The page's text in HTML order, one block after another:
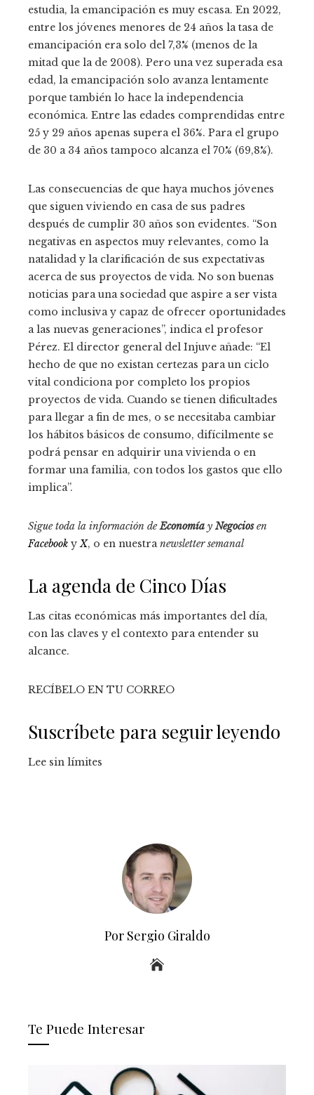
estudia, la emancipación es muy escasa. En 2022,
entre los jóvenes menores de 24 años la tasa de
emancipación era solo del 7,3% (menos de la
mitad que la de 2008). Pero una vez superada esa
edad, la emancipación solo avanza lentamente
porque también lo hace la independencia
económica. Entre las edades comprendidas entre
25 y 29 años apenas supera el 36%. Para el grupo
de 30 a 34 años tampoco alcanza el 70% (69,8%).
Las consecuencias de que haya muchos jóvenes
que siguen viviendo en casa de sus padres
después de cumplir 30 años son evidentes. “Son
negativas en aspectos muy relevantes, como la
natalidad y la clarificación de sus expectativas
acerca de sus proyectos de vida. No son buenas
noticias para una sociedad que aspire a ser vista
como inclusiva y capaz de ofrecer oportunidades
a las nuevas generaciones”, indica el profesor
Pérez. El director general del Injuve añade: “El
hecho de que no existan certezas para un ciclo
vital condiciona por completo los propios
proyectos de vida. Cuando se tienen dificultades
para llegar a fin de mes, o se necesitaba cambiar
los hábitos básicos de consumo, difícilmente se
podrá pensar en adquirir una vivienda o en
formar una familia, con todos los gastos que ello
implica”.
Sigue toda la información deEconomía y Negociosen
Facebook yX, o en nuestranewsletter semanal
La agenda de Cinco Días
Las citas económicas más importantes del día,
con las claves y el contexto para entender su
alcance.
RECÍBELO EN TU CORREO
Suscríbete para seguir leyendo
Lee sin límites
Por Sergio Giraldo
Te Puede Interesar